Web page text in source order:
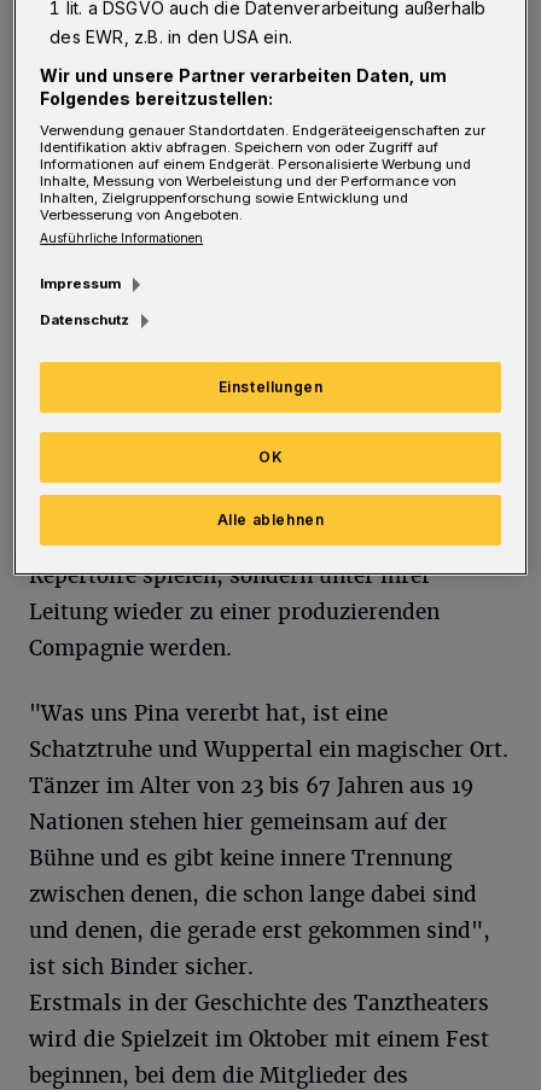
Von Sabina Bartholomä
"Es ist ein großer Schritt für mich, gemeinsam
mit dem Tanztheater in die Zukunft zu starten
und ich bin sehr aufgeregt." Mit diesen
Worten eröffnete die künstlerische Leiterin
des Tanztheaters Pina Bausch, Adolphe
Binder, ihre erste Spielzeitvorstellung. Als
Kern ihrer Arbeit sieht sie das Werk von Pina
Bausch an, die 46 Choreographien
hinterlassen hat. Dieses Erbe möchte Binder
nicht museal konservieren, sondern lebendig
erhalten. Doch wird das Tanztheater nicht wie
seit dem Tod von Pina Bausch nur dieses
Repertoire spielen, sondern unter ihrer
Leitung wieder zu einer produzierenden
Compagnie werden.
"Was uns Pina vererbt hat, ist eine
Schatztruhe und Wuppertal ein magischer Ort.
Tänzer im Alter von 23 bis 67 Jahren aus 19
Nationen stehen hier gemeinsam auf der
Bühne und es gibt keine innere Trennung
zwischen denen, die schon lange dabei sind
und denen, die gerade erst gekommen sind",
ist sich Binder sicher.
Erstmals in der Geschichte des Tanztheaters
wird die Spielzeit im Oktober mit einem Fest
beginnen, bei dem die Mitglieder des
1 lit. a DSGVO auch die Datenverarbeitung außerhalb
des EWR, z.B. in den USA ein.
Wir und unsere Partner verarbeiten Daten, um
Folgendes bereitzustellen:
Verwendung genauer Standortdaten. Endgeräteeigenschaften zur
Identifikation aktiv abfragen. Speichern von oder Zugriff auf
Informationen auf einem Endgerät. Personalisierte Werbung und
Inhalte, Messung von Werbeleistung und der Performance von
Inhalten, Zielgruppenforschung sowie Entwicklung und
Verbesserung von Angeboten.
Ausführliche Informationen
Impressum
Datenschutz
Einstellungen
Alle ablehnen
OK